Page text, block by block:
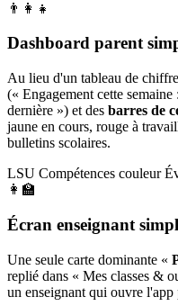
👨‍👩‍👧
Dashboard parent
Au lieu d'un tableau de
(« Engagement cette
dernière ») et des barres de
jaune en cours, rouge à
bulletins scolaires.
LSU Compétences couleur
👩‍🏫
Écran enseignant
Une seule carte dominante «
replié dans « Mes classes &
un enseignant qui ouvre